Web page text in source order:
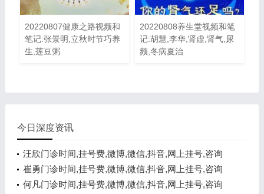
20220807健康之路视频和
笔记:张景明,立秋时节巧养
生,莲豆粥
20220808养生堂视频和笔
记:胡慧,李华,肾虚,肾气,尿
频,冬病夏治
今日深度资讯
汪欣门诊时间,挂号费,微博,微信,抖音,网上挂号,咨询
电话,在线咨询
崔勇门诊时间,挂号费,微博,微信,抖音,网上挂号,咨询
电话,在线咨询
何凡门诊时间,挂号费,微博,微信,抖音,网上挂号,咨询